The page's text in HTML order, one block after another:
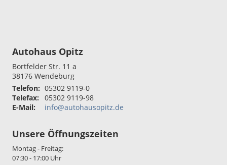
Autohaus Opitz
Bortfelder Str. 11 a
38176 Wendeburg
Telefon: 05302 9119-0
Telefax:
05302 9119-98
E-Mail:
info@autohausopitz.de
Unsere Öffnungszeiten
Montag - Freitag:
07:30 - 17:00 Uhr